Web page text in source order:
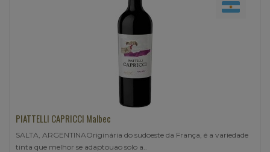
PIATTELLI CAPRICCI Malbec
SALTA, ARGENTINAOriginária do sudoeste da França, é a variedade
tinta que melhor se adaptouao solo a..